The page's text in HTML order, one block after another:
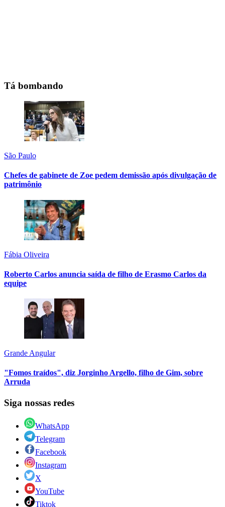
Tá bombando
São Paulo
Chefes de gabinete de Zoe pedem demissão após divulgação de
patrimônio
Fábia Oliveira
Roberto Carlos anuncia saída de filho de Erasmo Carlos da
equipe
Grande Angular
"Fomos traídos", diz Jorginho Argello, filho de Gim, sobre
Arruda
Siga nossas redes
WhatsApp
Telegram
Facebook
Instagram
X
YouTube
Tiktok